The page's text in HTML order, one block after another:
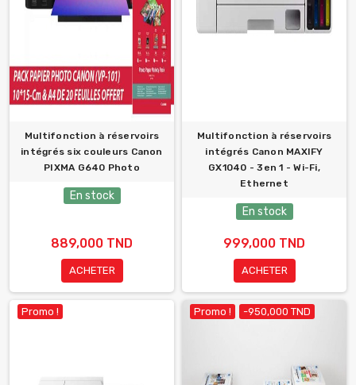
Multifonction à réservoirs
intégrés six couleurs Canon
PIXMA G640 Photo
En stock
889,000 TND
ACHETER
Multifonction à réservoirs
intégrés Canon MAXIFY
GX1040 - 3en 1 - Wi-Fi,
Ethernet
En stock
999,000 TND
ACHETER
Promo ! Promo ! -950,000 TND